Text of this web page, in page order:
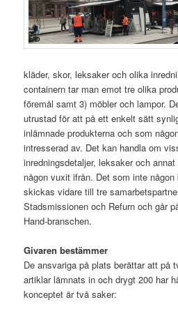
kläder, skor, leksaker och olika
containern tar man emot tre olika
föremål samt 3) möbler och lampor.
utrustad för att på ett enkelt sätt
inlämnade produkterna och som
intresserad av. Det kan handla om
inredningsdetaljer, leksaker och annat
någon vuxit ifrån. Det som inte
skickas vidare till tre
Stadsmissionen och Refurn och går
Hand-branschen.
Givaren bestämmer
De ansvariga på plats berättar att på
artiklar lämnats in och drygt 200 har
konceptet är två saker: